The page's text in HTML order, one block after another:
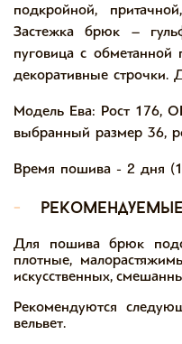
подкройной,
Застежка брюк –
пуговица с
декоративные строчки.
Модель Ева: Рост 176,
выбранный размер 36,
Время пошива - 2 дня
-
Для пошива брюк
плотные,
искусственных,
Рекомендуются
вельвет.